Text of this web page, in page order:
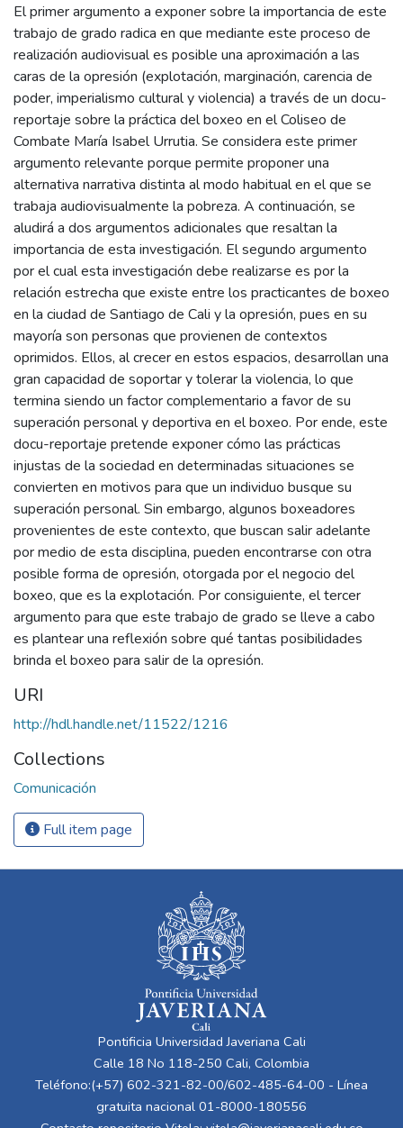
El primer argumento a exponer sobre la importancia de este
trabajo de grado radica en que mediante este proceso de
realización audiovisual es posible una aproximación a las
caras de la opresión (explotación, marginación, carencia de
poder, imperialismo cultural y violencia) a través de un docu-
reportaje sobre la práctica del boxeo en el Coliseo de
Combate María Isabel Urrutia. Se considera este primer
argumento relevante porque permite proponer una
alternativa narrativa distinta al modo habitual en el que se
trabaja audiovisualmente la pobreza. A continuación, se
aludirá a dos argumentos adicionales que resaltan la
importancia de esta investigación. El segundo argumento
por el cual esta investigación debe realizarse es por la
relación estrecha que existe entre los practicantes de boxeo
en la ciudad de Santiago de Cali y la opresión, pues en su
mayoría son personas que provienen de contextos
oprimidos. Ellos, al crecer en estos espacios, desarrollan una
gran capacidad de soportar y tolerar la violencia, lo que
termina siendo un factor complementario a favor de su
superación personal y deportiva en el boxeo. Por ende, este
docu-reportaje pretende exponer cómo las prácticas
injustas de la sociedad en determinadas situaciones se
convierten en motivos para que un individuo busque su
superación personal. Sin embargo, algunos boxeadores
provenientes de este contexto, que buscan salir adelante
por medio de esta disciplina, pueden encontrarse con otra
posible forma de opresión, otorgada por el negocio del
boxeo, que es la explotación. Por consiguiente, el tercer
argumento para que este trabajo de grado se lleve a cabo
es plantear una reflexión sobre qué tantas posibilidades
brinda el boxeo para salir de la opresión.
URI
http://hdl.handle.net/11522/1216
Collections
Comunicación
Full item page
Pontificia Universidad Javeriana Cali
Calle 18 No 118-250 Cali, Colombia
Teléfono:(+57) 602-321-82-00/602-485-64-00 - Línea
gratuita nacional 01-8000-180556